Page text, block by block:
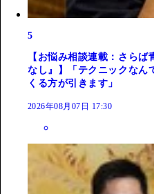
5
【お悩み相談連載：さら
なし』】「テクニックなん
くる方が引きます」
2026年08月07日 17:30